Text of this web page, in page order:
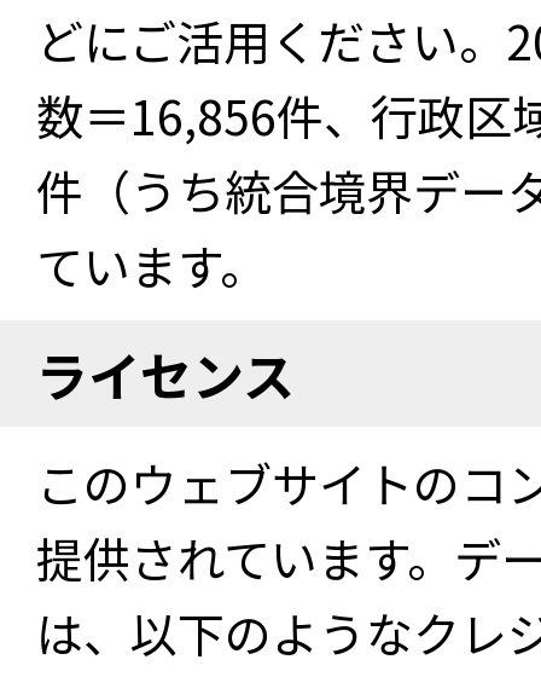
どにご活用ください。
数＝16,856件、行政区
件（うち統合境界デー
ています。
ライセンス
このウェブサイトのコ
提供されています。デ
は、以下のようなクレ